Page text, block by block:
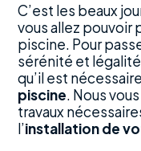
C’est les beaux
vous allez pouvoir
piscine. Pour
sérénité et
qu’il est
piscine. Nous
travaux
l’installation de